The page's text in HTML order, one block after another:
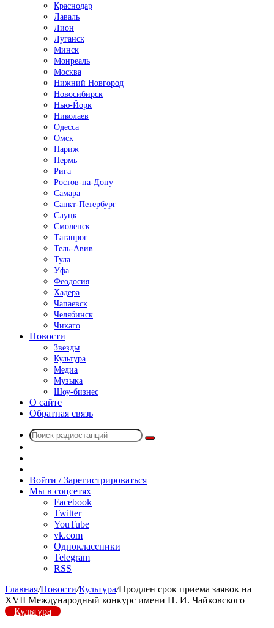
Краснодар
Лаваль
Лион
Луганск
Минск
Монреаль
Москва
Нижний Новгород
Новосибирск
Нью-Йорк
Николаев
Одесса
Омск
Париж
Пермь
Рига
Ростов-на-Дону
Самара
Санкт-Петербург
Слуцк
Смоленск
Таганрог
Тель-Авив
Тула
Уфа
Феодосия
Хадера
Чапаевск
Челябинск
Чикаго
Новости
Звезды
Культура
Медиа
Музыка
Шоу-бизнес
О сайте
Обратная связь
Поиск
радио
Войти / Зарегистрироваться
Мы в соцсетях
Facebook
Twitter
YouTube
vk.com
Одноклассники
Telegram
RSS
Главная/Новости/Культура/Продлен срок приема заявок на
XVII Международный конкурс имени П. И. Чайковского
Культура